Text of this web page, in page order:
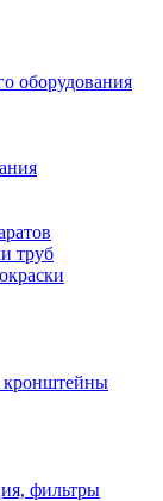
оборудования
труб
кронштейны
фильтры